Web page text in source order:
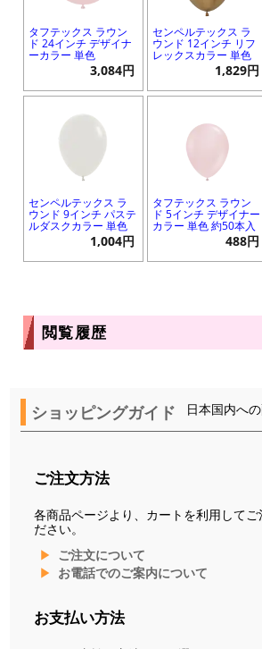
タフテックス ラウン
ド 24インチ デザイナ
ーカラー 単色
3,084円
センペルテックス ラ
ウンド 12インチ リフ
レックスカラー 単色
1,829円
センペルテックス ラ
ウンド 9インチ パステ
ルダスクカラー 単色
1,004円
タフテックス ラウン
ド 5インチ デザイナー
カラー 単色 約50本入
488円
閲覧履歴
ショッピングガイド 日本国内へ
ご注文方法
各商品ページより、カートを利用してご
ださい。
ご注文について
お電話でのご案内について
お支払い方法